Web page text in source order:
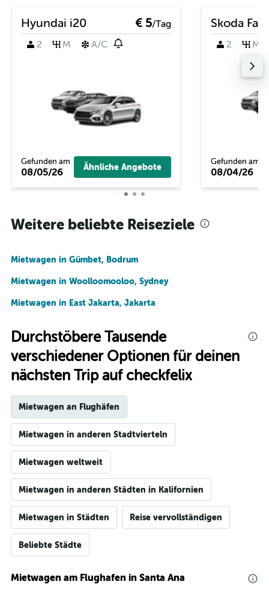
Hyundai i20 € 5/Tag
2
M A/C
Gefunden am
08/05/26 Ähnliche Angebote
Skoda
2 M
Gefunden am
08/04/26
Weitere beliebte Reiseziele
Mietwagen in Gümbet, Bodrum
Mietwagen in Woolloomooloo, Sydney
Mietwagen in East Jakarta, Jakarta
Durchstöbere Tausende
verschiedener Optionen für deinen
nächsten Trip auf checkfelix
Mietwagen an Flughäfen
Mietwagen in anderen Stadtvierteln
Mietwagen weltweit
Mietwagen in anderen Städten in Kalifornien
Mietwagen in Städten Reise vervollständigen
Beliebte Städte
Mietwagen am Flughafen in Santa Ana